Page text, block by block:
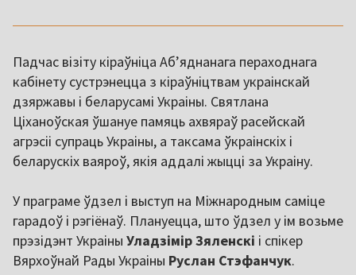
Падчас візіту кіраўніца Аб’яднанага пераходнага
кабінету сустрэнецца з кіраўніцтвам украінскай
дзяржавы і беларусамі Украіны. Святлана
Ціханоўская ўшануе памяць ахвяраў расейскай
агрэсіі супраць Украіны, а таксама ўкраінскіх і
беларускіх ваяроў, якія аддалі жыцці за Украіну.
У праграме ўдзел і выступ на Міжнародным саміце
гарадоў і рэгіёнаў. Плануецца, што ўдзел у ім возьме
прэзідэнт Украіны Уладзімір Зяленскі і спікер
Вярхоўнай Рады Украіны Руслан Стэфанчук.